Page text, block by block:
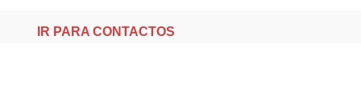
IR PARA CONTACTOS